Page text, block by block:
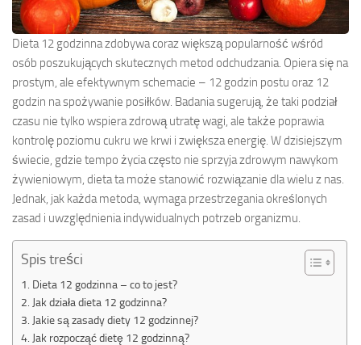
Dieta 12 godzinna zdobywa coraz większą popularność wśród
osób poszukujących skutecznych metod odchudzania. Opiera się na
prostym, ale efektywnym schemacie – 12 godzin postu oraz 12
godzin na spożywanie posiłków. Badania sugerują, że taki podział
czasu nie tylko wspiera zdrową utratę wagi, ale także poprawia
kontrolę poziomu cukru we krwi i zwiększa energię. W dzisiejszym
świecie, gdzie tempo życia często nie sprzyja zdrowym nawykom
żywieniowym, dieta ta może stanowić rozwiązanie dla wielu z nas.
Jednak, jak każda metoda, wymaga przestrzegania określonych
zasad i uwzględnienia indywidualnych potrzeb organizmu.
Spis treści
Dieta 12 godzinna – co to jest?
Jak działa dieta 12 godzinna?
Jakie są zasady diety 12 godzinnej?
Jak rozpocząć dietę 12 godzinną?